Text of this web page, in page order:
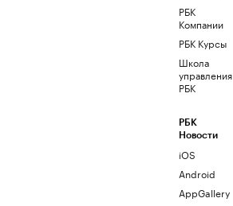
РБК
Компании
РБК Курсы
Школа
управления
РБК
РБК
Новости
iOS
Android
AppGallery